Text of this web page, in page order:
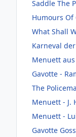
Saddle The
Humours Of
What Shall
Karneval
Menuett
Gavotte -
The
Menuett - J.
Menuett -
Gavotte